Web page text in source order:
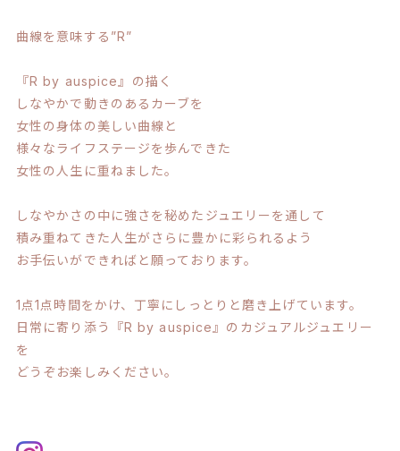
曲線を意味する”R”
『R by auspice』の描く
しなやかで動きのあるカーブを
女性の身体の美しい曲線と
様々なライフステージを歩んできた
女性の人生に重ねました。
しなやかさの中に強さを秘めたジュエリーを通して
積み重ねてきた人生がさらに豊かに彩られるよう
お手伝いができればと願っております。
1点1点時間をかけ、丁寧にしっとりと磨き上げています。
日常に寄り添う『R by auspice』のカジュアルジュエリー
を
どうぞお楽しみください。